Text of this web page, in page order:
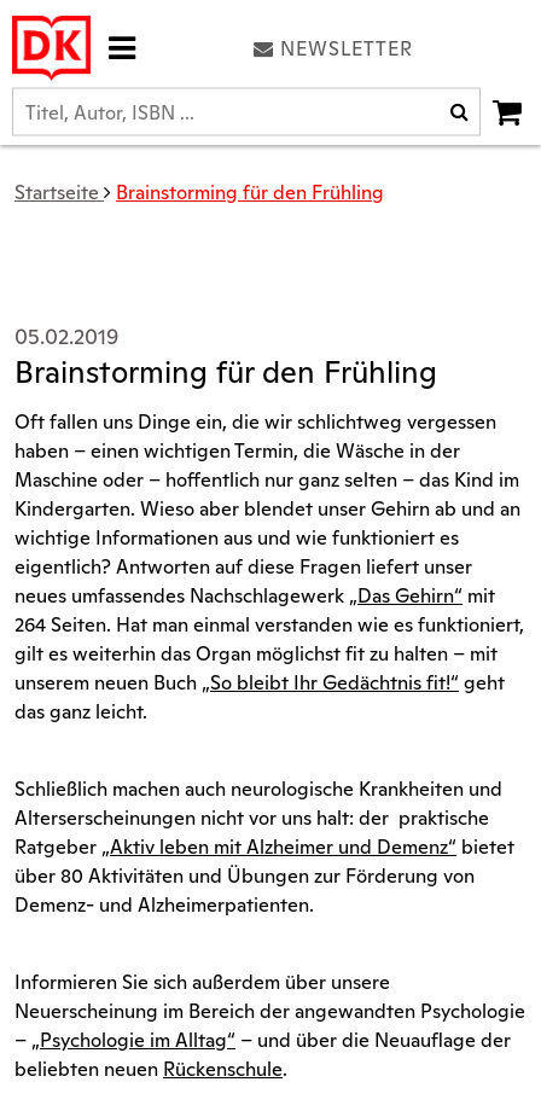
NEWSLETTER
Startseite Brainstorming für den Frühling
05.02.2019
Brainstorming für den Frühling
Oft fallen uns Dinge ein, die wir schlichtweg vergessen
haben – einen wichtigen Termin, die Wäsche in der
Maschine oder – hoffentlich nur ganz selten – das Kind im
Kindergarten. Wieso aber blendet unser Gehirn ab und an
wichtige Informationen aus und wie funktioniert es
eigentlich? Antworten auf diese Fragen liefert unser
neues umfassendes Nachschlagewerk „Das Gehirn“ mit
264 Seiten. Hat man einmal verstanden wie es funktioniert,
gilt es weiterhin das Organ möglichst fit zu halten – mit
unserem neuen Buch „So bleibt Ihr Gedächtnis fit!“ geht
das ganz leicht.
Schließlich machen auch neurologische Krankheiten und
Alterserscheinungen nicht vor uns halt: der praktische
Ratgeber „Aktiv leben mit Alzheimer und Demenz“ bietet
über 80 Aktivitäten und Übungen zur Förderung von
Demenz- und Alzheimerpatienten.
Informieren Sie sich außerdem über unsere
Neuerscheinung im Bereich der angewandten Psychologie
– „Psychologie im Alltag“ – und über die Neuauflage der
beliebten neuen Rückenschule.